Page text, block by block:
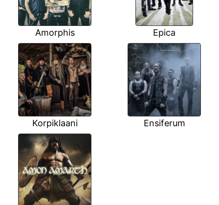
Amorphis Epica
Korpiklaani Ensiferum